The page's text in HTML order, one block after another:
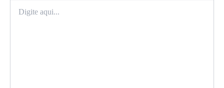
aqui...